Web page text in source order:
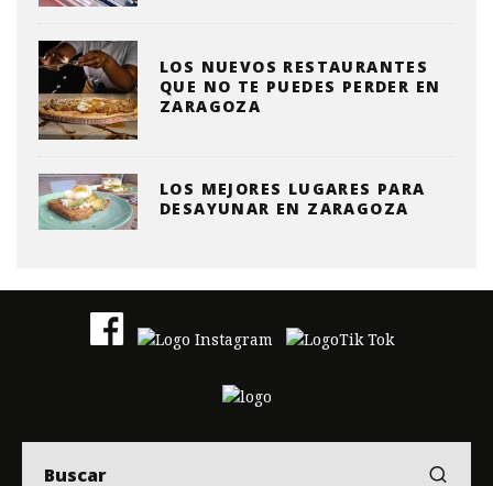
LOS NUEVOS RESTAURANTES
QUE NO TE PUEDES PERDER EN
ZARAGOZA
LOS MEJORES LUGARES PARA
DESAYUNAR EN ZARAGOZA